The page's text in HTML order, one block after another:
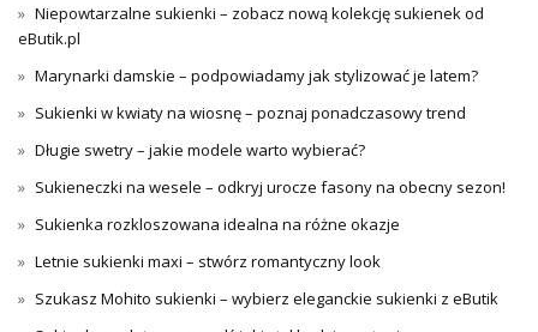
Niepowtarzalne sukienki – zobacz nową kolekcję sukienek od
eButik.pl
Marynarki damskie – podpowiadamy jak stylizować je latem?
Sukienki w kwiaty na wiosnę – poznaj ponadczasowy trend
Długie swetry – jakie modele warto wybierać?
Sukieneczki na wesele – odkryj urocze fasony na obecny sezon!
Sukienka rozkloszowana idealna na różne okazje
Letnie sukienki maxi – stwórz romantyczny look
Szukasz Mohito sukienki – wybierz eleganckie sukienki z eButik